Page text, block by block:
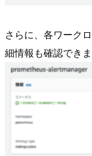
さらに、各ワーク
細情報も確認できま